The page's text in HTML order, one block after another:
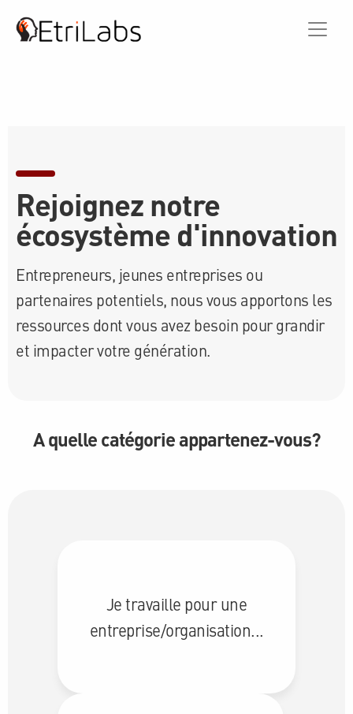
Rejoignez notre
écosystème d'innovation
Entrepreneurs, jeunes entreprises ou
partenaires potentiels, nous vous apportons les
ressources dont vous avez besoin pour grandir
et impacter votre génération.
A quelle catégorie appartenez-vous?
Je travaille pour une
entreprise/organisation...